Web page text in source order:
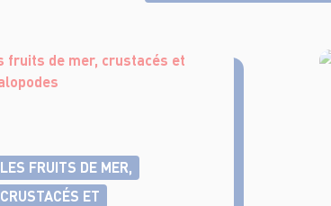
LES FRUITS DE MER,
CRUSTACÉS ET